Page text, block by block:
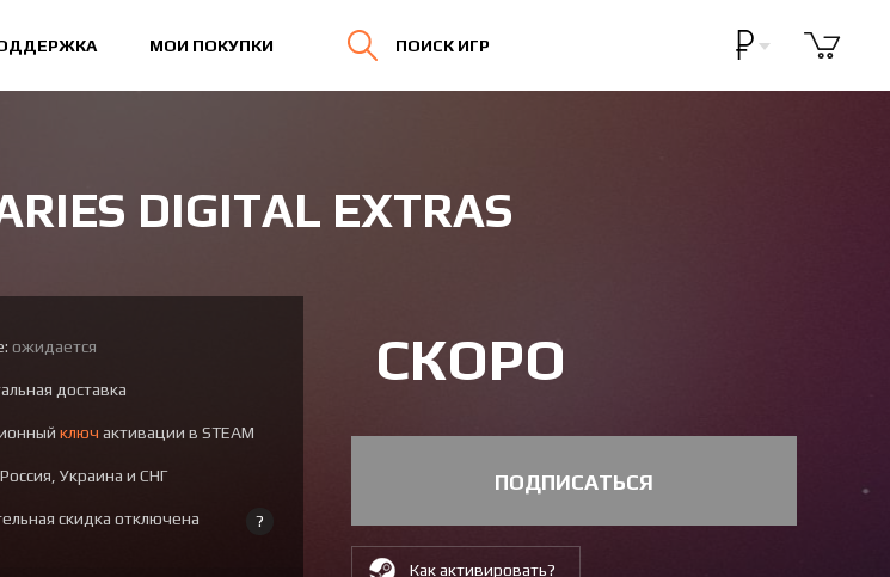
МОИ ПОКУПКИ ПОИСК ИГР
DIGITAL EXTRAS
ожидается
доставка
ключ активации в STEAM
Украина и СНГ
скидка отключена ?
СКОРО
ПОДПИСАТЬСЯ
Как активировать?